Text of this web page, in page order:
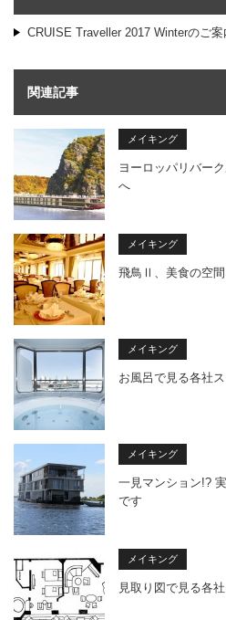
CRUISE Traveller 2017 Winterのご案
関連記事
メイキング
ヨーロッパリバー
へ
メイキング
飛鳥Ⅱ、美食の空
メイキング
お風呂で見る各社
メイキング
一見マンション!?
です
メイキング
見取り図で見る各